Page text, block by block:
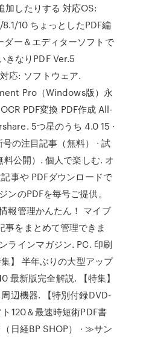
加したりする 対応OS:
10 ちょっとしたPDF編
ダー＆エディターソフトで
なりPDF Ver.5
応: ソフトウェア.
Pro（Windows版）永
PDF変換 PDF作成 All-
5つ星のうち 4.0 15 ·
の注目記事（無料） · 試
公開）. 個人で楽しむ. オ
事や PDFダウンロードで
ンのPDFを毎号ご提供。
報管理かんたん！ マイブ
事をまとめて管理できま
ラインマガジン. PC. 印刷
】 半年ぶりの大型アップ
最新版完全解説. 【特集】
辺機器. 【特別付録DVD-
120＆最速時短術PDF書
日経BP SHOP） · ≫サン